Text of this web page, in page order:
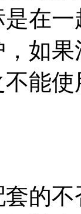
在
如
能
的